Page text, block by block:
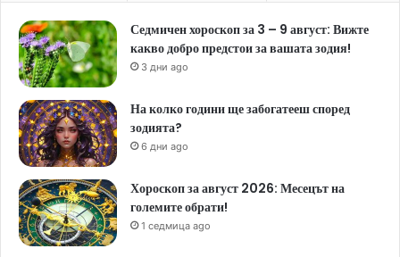
Седмичен хороскоп за 3 – 9 август: Вижте
какво добро предстои за вашата зодия!
3 дни ago
На колко години ще забогатееш според
зодията?
6 дни ago
Хороскоп за август 2026: Месецът на
големите обрати!
1 седмица ago